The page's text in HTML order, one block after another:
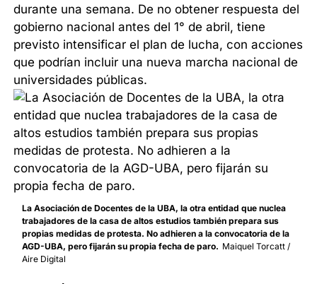
durante una semana. De no obtener respuesta del
gobierno nacional antes del 1° de abril, tiene
previsto intensificar el plan de lucha, con acciones
que podrían incluir una nueva marcha nacional de
universidades públicas.
La Asociación de Docentes de la UBA, la otra entidad que nuclea
trabajadores de la casa de altos estudios también prepara sus
propias medidas de protesta. No adhieren a la convocatoria de la
AGD-UBA, pero fijarán su propia fecha de paro. Maiquel Torcatt /
Aire Digital